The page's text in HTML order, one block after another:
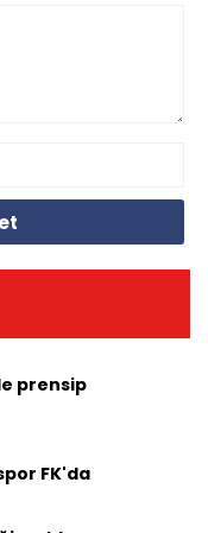
prensip
FK'da